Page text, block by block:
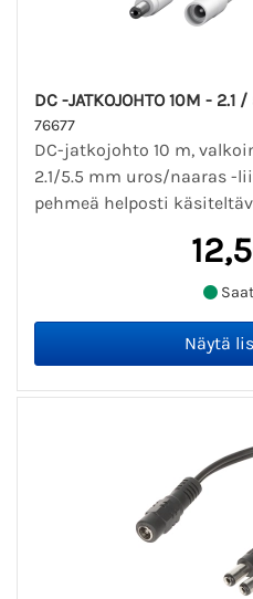
DC -JATKOJOHTO 10M - 2.1
76677
DC-jatkojohto 10 m,
2.1/5.5 mm uros/naaras -
pehmeä helposti